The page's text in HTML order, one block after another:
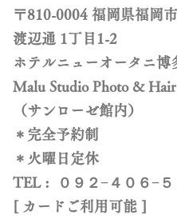
〒810-0004 福岡県福岡
渡辺通 1丁目1-2
ホテルニューオータニ博
Malu Studio Photo &
（サンローゼ館内）
​＊完全予約制
＊火曜日定休
TEL : ０９２−４０６−５
​[ カードご利用可能 ]